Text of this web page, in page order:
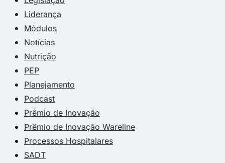
Liderança
Módulos
Notícias
Nutrição
PEP
Planejamento
Podcast
Prêmio de Inovação
Prêmio de Inovação Wareline
Processos Hospitalares
SADT